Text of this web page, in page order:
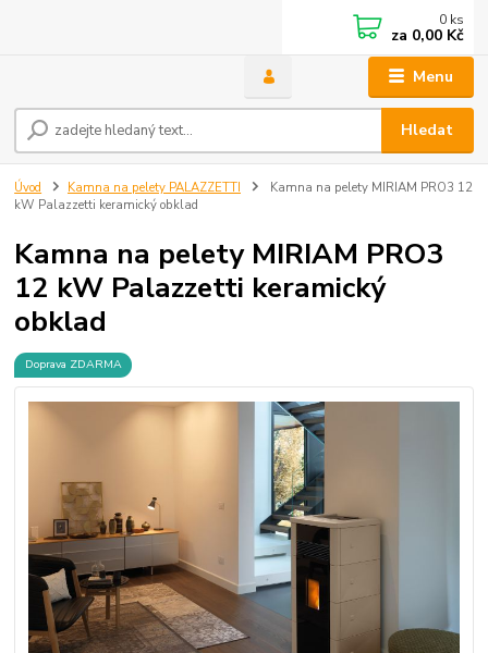
Menu
Hledat
0 ks
za 0,00 Kč
Úvod Kamna na pelety PALAZZETTI
Kamna na pelety MIRIAM PRO3 12
kW Palazzetti keramický obklad
Kamna na pelety MIRIAM PRO3
12 kW Palazzetti keramický
obklad
Doprava ZDARMA